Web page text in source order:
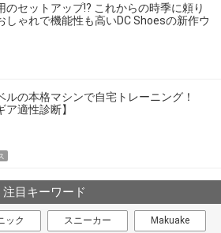
のセットアップ!? これからの時季に頼り
しゃれで機能性も高いDC Shoesの新作ウ
ルの本格マシンで自宅トレーニング！
ア適性診断】
注目キーワード
ック スニーカー Makuake